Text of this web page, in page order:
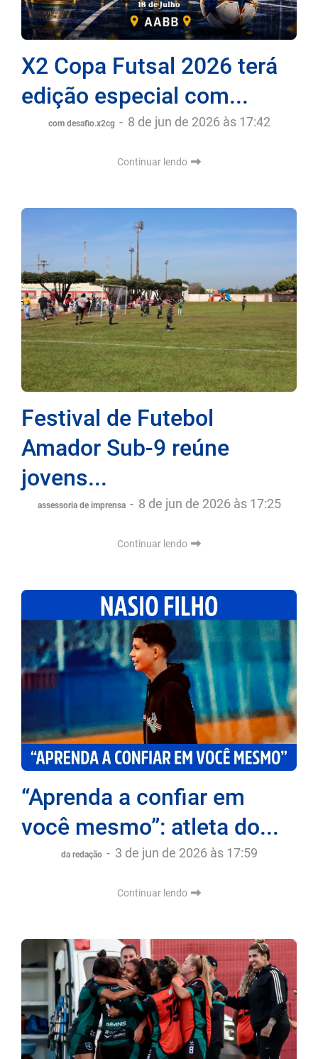
X2 Copa Futsal 2026 terá
edição especial com...
com desafio.x2cg - 8 de jun de 2026 às 17:42
Continuar lendo
Festival de Futebol
Amador Sub-9 reúne
jovens...
assessoria de imprensa - 8 de jun de 2026 às 17:25
Continuar lendo
“Aprenda a confiar em
você mesmo”: atleta do...
da redação - 3 de jun de 2026 às 17:59
Continuar lendo